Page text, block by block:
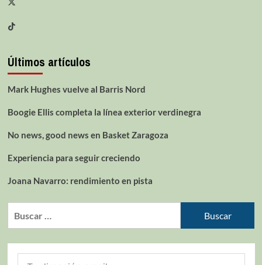
Últimos artículos
Mark Hughes vuelve al Barris Nord
Boogie Ellis completa la línea exterior verdinegra
No news, good news en Basket Zaragoza
Experiencia para seguir creciendo
Joana Navarro: rendimiento en pista